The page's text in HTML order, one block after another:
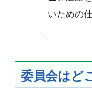
いための
委員会はど